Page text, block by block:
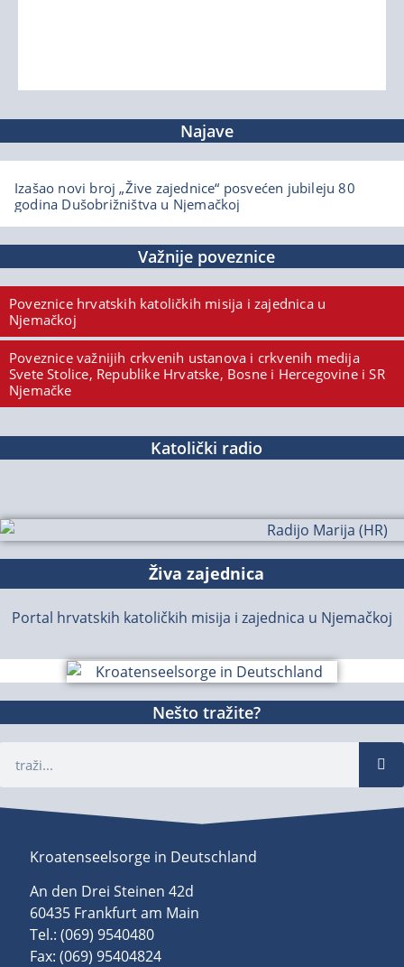
Najave
Izašao novi broj „Žive zajednice“ posvećen jubileju 80
godina Dušobrižništva u Njemačkoj
Važnije poveznice
Poveznice hrvatskih katoličkih misija i zajednica u
Njemačkoj
Poveznice važnijih crkvenih ustanova i crkvenih medija
Svete Stolice, Republike Hrvatske, Bosne i Hercegovine i SR
Njemačke
Katolički radio
Živa zajednica
Portal hrvatskih katoličkih misija i zajednica u Njemačkoj
Nešto tražite?
Kroatenseelsorge in Deutschland
An den Drei Steinen 42d
60435 Frankfurt am Main
Tel.: (069) 9540480
Fax: (069) 95404824